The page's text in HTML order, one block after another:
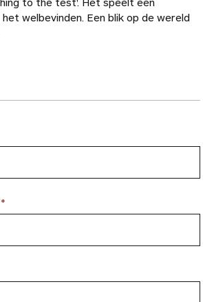
welbevinden. Een blik op de wereld